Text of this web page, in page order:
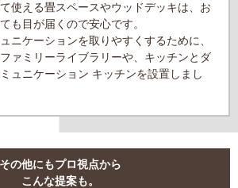
使える畳スペースやウッドデッキは、お
も目が届くので安心です。
ニケーションを取りやすくするために、
ァミリーライブラリーや、キッチンとダ
ュニケーション キッチンを設置しまし
その他にもプロ視点から
こんな提案も。